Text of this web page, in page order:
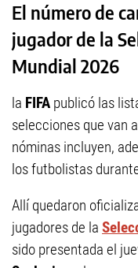
El número de
jugador de la
Mundial 2026
la FIFA publicó las
selecciones que van
nóminas incluyen,
los futbolistas
Allí quedaron
jugadores de la
sido presentada el